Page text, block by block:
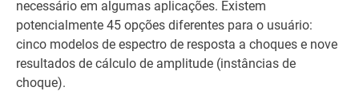
necessário em algumas aplicações. Existem
potencialmente 45 opções diferentes para o usuário:
cinco modelos de espectro de resposta a choques e nove
resultados de cálculo de amplitude (instâncias de
choque).